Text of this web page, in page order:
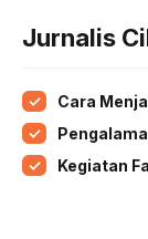
Jurnalis
Cara
Kegiatan